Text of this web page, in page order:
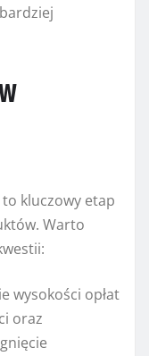
kluczowy etap
Warto
wysokości opłat
oraz